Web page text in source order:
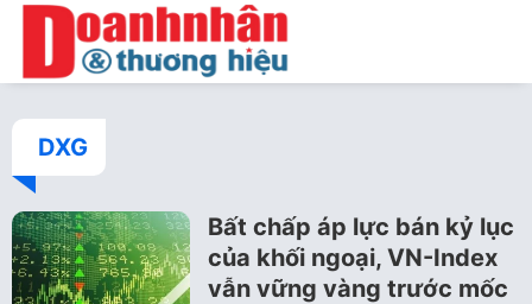
DXG
Bất chấp áp lực bán kỷ lục
của khối ngoại, VN-Index
vẫn vững vàng trước mốc